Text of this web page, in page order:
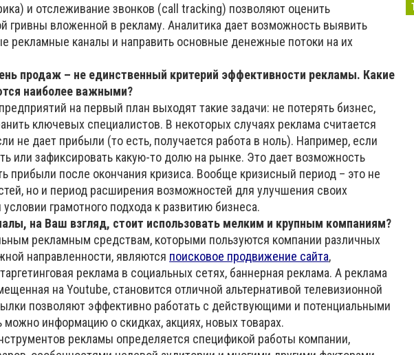
и отслеживание звонков (call tracking) позволяют оценить
гривны вложенной в рекламу. Аналитика дает возможность выявить
рекламные каналы и направить основные денежные потоки на их
продаж – не единственный критерий эффективности рекламы. Какие
наиболее важными?
на первый план выходят такие задачи: не потерять бизнес,
ключевых специалистов. В некоторых случаях реклама считается
не дает прибыли (то есть, получается работа в ноль). Например, если
или зафиксировать какую-то долю на рынке. Это дает возможность
прибыли после окончания кризиса. Вообще кризисный период – это не
но и период расширения возможностей для улучшения своих
грамотного подхода к развитию бизнеса.
на Ваш взгляд, стоит использовать мелким и крупным компаниям?
рекламным средствам, которыми пользуются компании различных
направленности, являются поисковое продвижение сайта,
реклама в социальных сетях, баннерная реклама. А реклама
на Youtube, становится отличной альтернативой телевизионной
позволяют эффективно работать с действующими и потенциальными
можно информацию о скидках, акциях, новых товарах.
рекламы определяется спецификой работы компании,